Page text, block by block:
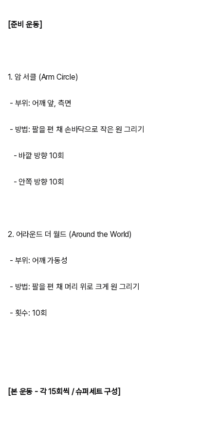
[준비 운동]
1. 암 서클 (Arm Circle)
- 부위: 어깨 앞, 측면
- 방법: 팔을 편 채 손바닥으로 작은 원 그리기
- 바깥 방향 10회
- 안쪽 방향 10회
2. 어라운드 더 월드 (Around the World)
- 부위: 어깨 가동성
- 방법: 팔을 편 채 머리 위로 크게 원 그리기
- 횟수: 10회
[본 운동 - 각 15회씩 / 슈퍼세트 구성]